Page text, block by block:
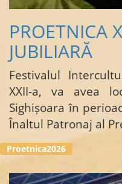
PROETNICA
JUBILIARĂ
Festivalul
XXII-a, va avea
Sighișoara în
Înaltul Patronaj al
…
Proetnica2026